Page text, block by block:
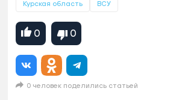
Курская область ВСУ
0 0
0 человек поделились статьей